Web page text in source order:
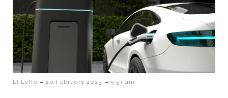
El Leffe - 20 February 2025 - 9:51 am